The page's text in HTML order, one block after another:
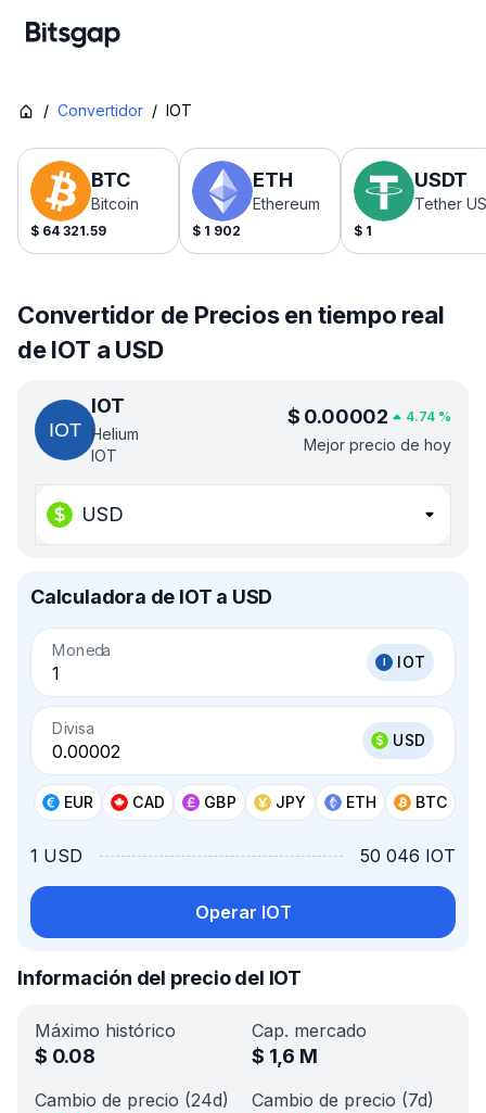
/ Convertidor / IOT
BTC
Bitcoin
$ 64 321.59
ETH
Ethereum
$ 1 902
USDT
Tether
$ 1
Convertidor de Precios en tiempo real
de IOT a USD
IOT
Helium
IOT
$ 0.00002 4.74 %
Mejor precio de hoy
USD
Calculadora de IOT a USD
Moneda
IOT
Divisa
USD
EUR CAD GBP JPY ETH BTC
1 USD 50 046 IOT
Operar IOT
Información del precio del IOT
Máximo histórico
$ 0.08
Cap. mercado
$ 1,6 M
Cambio de precio (24d) Cambio de precio (7d)